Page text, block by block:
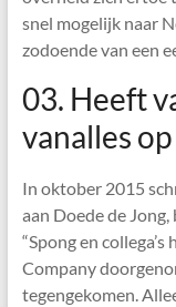
snel mogelijk naar
zodoende van een
03. Heeft
vanalles
In oktober 2015
aan Doede de
“Spong en
Company
tegengekomen.